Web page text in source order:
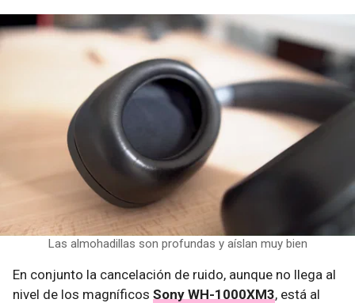
Las almohadillas son profundas y aíslan muy bien
En conjunto la cancelación de ruido, aunque no llega al
nivel de los magníficos Sony WH-1000XM3, está al